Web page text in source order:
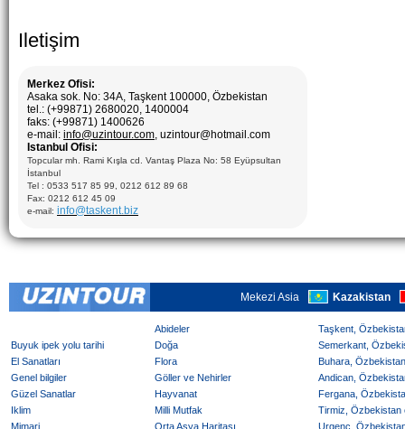
Iletişim
Merkez Ofisi:
Asaka sok. No: 34A, Taşkent 100000, Özbekistan
tel.: (+99871) 2680020, 1400004
faks: (+99871) 1400626
e-mail: info@uzintour.com, uzintour@hotmail.com
Istanbul Ofisi:
Topcular mh. Rami Kışla cd. Vantaş Plaza No: 58 Eyüpsultan
İstanbul
Tel : 0533 517 85 99, 0212 612 89 68
Fax: 0212 612 45 09
e-mail: info@taskent.biz
Mekezi Asia Kazakistan
Abideler
Buyuk ipek yolu tarihi
Doğa
El Sanatları
Flora
Genel bilgiler
Göller ve Nehirler
Güzel Sanatlar
Hayvanat
Iklim
Milli Mutfak
Mimari
Orta Asya Haritası
Taşkent,
Semerkant,
Buhara,
Andican,
Fergana,
Tirmiz, Özbekistan
Urgenç,